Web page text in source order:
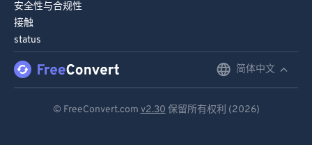
安全性与合规性
接触
status
简体中文
© FreeConvert.com v2.30 保留所有权利 (2026)